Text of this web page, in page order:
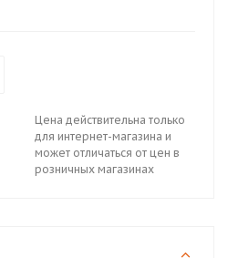
Цена действительна только
для интернет-магазина и
может отличаться от цен в
розничных магазинах